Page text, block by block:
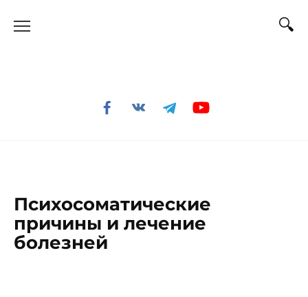
Психосоматические
причины и лечение
болезней